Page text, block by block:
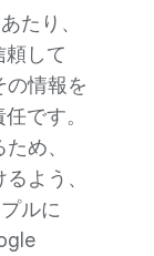
たり、​
して​
の​情報を​
です。​
め、​
よう、​
ルに​